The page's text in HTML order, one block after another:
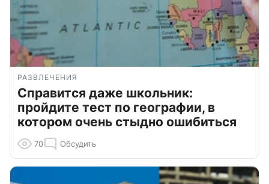
РАЗВЛЕЧЕНИЯ
Справится даже школьник:
пройдите тест по географии, в
котором очень стыдно ошибиться
70 Обсудить